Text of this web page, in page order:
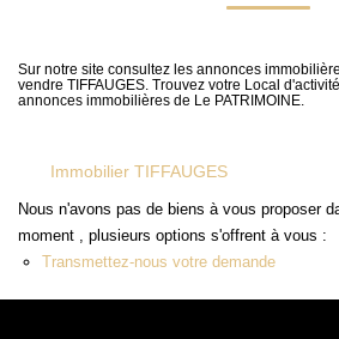
ESTIMATION
CONTACT
Sur notre site consultez les annonces
vendre TIFFAUGES. Trouvez votre Local
annonces immobilières de Le PATRIMOINE.
Immobilier TIFFAUGES
Nous n'avons pas de biens à vous proposer
moment , plusieurs options s'offrent à vous :
Transmettez-nous votre demande